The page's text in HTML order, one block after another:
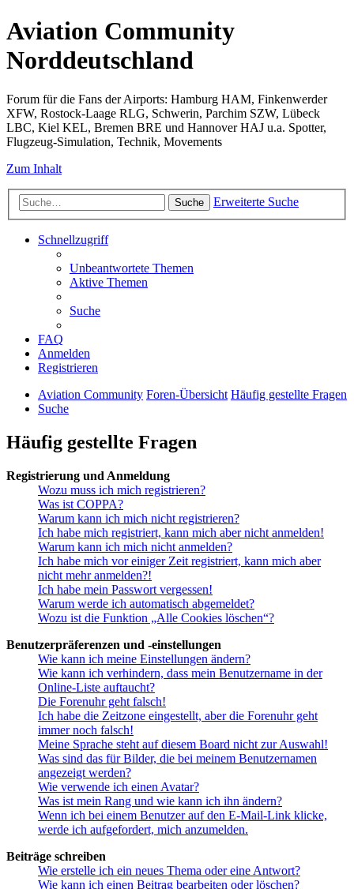
Aviation Community
Norddeutschland
Forum für die Fans der Airports: Hamburg HAM, Finkenwerder
XFW, Rostock-Laage RLG, Schwerin, Parchim SZW, Lübeck
LBC, Kiel KEL, Bremen BRE und Hannover HAJ u.a. Spotter,
Flugzeug-Simulation, Technik, Movements
Zum Inhalt
Suche Erweiterte Suche
Schnellzugriff
Unbeantwortete Themen
Aktive Themen
Suche
FAQ
Anmelden
Registrieren
Aviation Community Foren-Übersicht Häufig gestellte Fragen
Suche
Häufig gestellte Fragen
Registrierung und Anmeldung
Wozu muss ich mich registrieren?
Was ist COPPA?
Warum kann ich mich nicht registrieren?
Ich habe mich registriert, kann mich aber nicht anmelden!
Warum kann ich mich nicht anmelden?
Ich habe mich vor einiger Zeit registriert, kann mich aber
nicht mehr anmelden?!
Ich habe mein Passwort vergessen!
Warum werde ich automatisch abgemeldet?
Wozu ist die Funktion „Alle Cookies löschen“?
Benutzerpräferenzen und -einstellungen
Wie kann ich meine Einstellungen ändern?
Wie kann ich verhindern, dass mein Benutzername in der
Online-Liste auftaucht?
Die Forenuhr geht falsch!
Ich habe die Zeitzone eingestellt, aber die Forenuhr geht
immer noch falsch!
Meine Sprache steht auf diesem Board nicht zur Auswahl!
Was sind das für Bilder, die bei meinem Benutzernamen
angezeigt werden?
Wie verwende ich einen Avatar?
Was ist mein Rang und wie kann ich ihn ändern?
Wenn ich bei einem Benutzer auf den E-Mail-Link klicke,
werde ich aufgefordert, mich anzumelden.
Beiträge schreiben
Wie erstelle ich ein neues Thema oder eine Antwort?
Wie kann ich einen Beitrag bearbeiten oder löschen?